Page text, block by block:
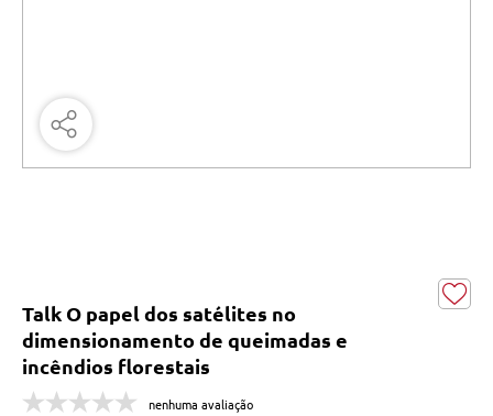
Talk O papel dos satélites no
dimensionamento de queimadas e
incêndios florestais
nenhuma avaliação